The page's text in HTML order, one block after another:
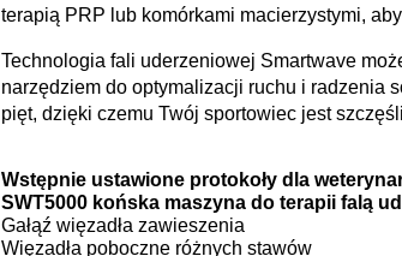
terapią PRP lub komórkami macierzystymi,
Technologia fali uderzeniowej Smartwave
narzędziem do optymalizacji ruchu i radzenia
pięt, dzięki czemu Twój sportowiec jest
Wstępnie ustawione protokoły dla
SWT5000 końska maszyna do terapii falą
Gałąź więzadła zawieszenia
Więzadła poboczne różnych stawów